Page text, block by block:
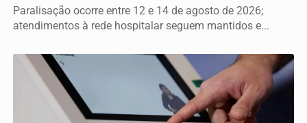
Paralisação ocorre entre 12 e 14 de agosto de 2026;
atendimentos à rede hospitalar seguem mantidos e...